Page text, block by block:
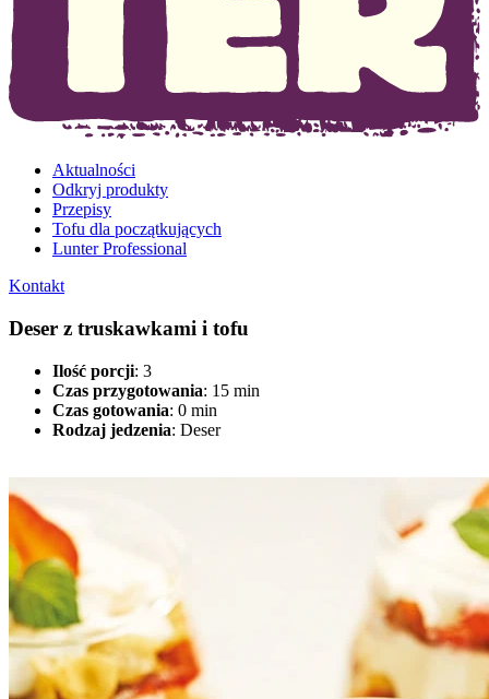
Aktualności
Odkryj produkty
Przepisy
Tofu dla początkujących
Lunter Professional
Kontakt
Deser z truskawkami i tofu
Ilość porcji: 3
Czas przygotowania: 15 min
Czas gotowania: 0 min
Rodzaj jedzenia: Deser